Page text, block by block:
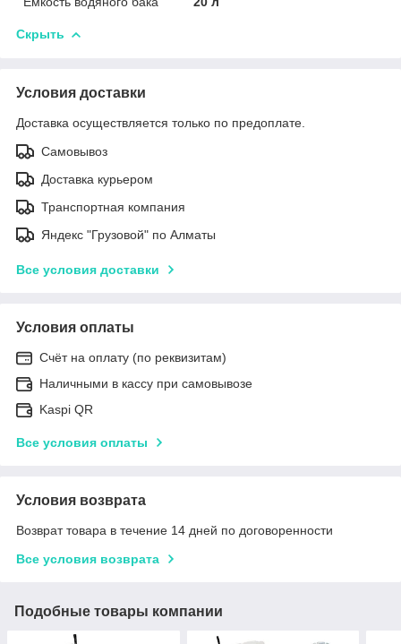
Скрыть
Условия доставки
Доставка осуществляется только по предоплате.
Самовывоз
Доставка курьером
Транспортная компания
Яндекс "Грузовой" по Алматы
Все условия доставки
Условия оплаты
Счёт на оплату (по реквизитам)
Наличными в кассу при самовывозе
Kaspi QR
Все условия оплаты
Условия возврата
Возврат товара в течение 14 дней по договоренности
Все условия возврата
Подобные товары компании